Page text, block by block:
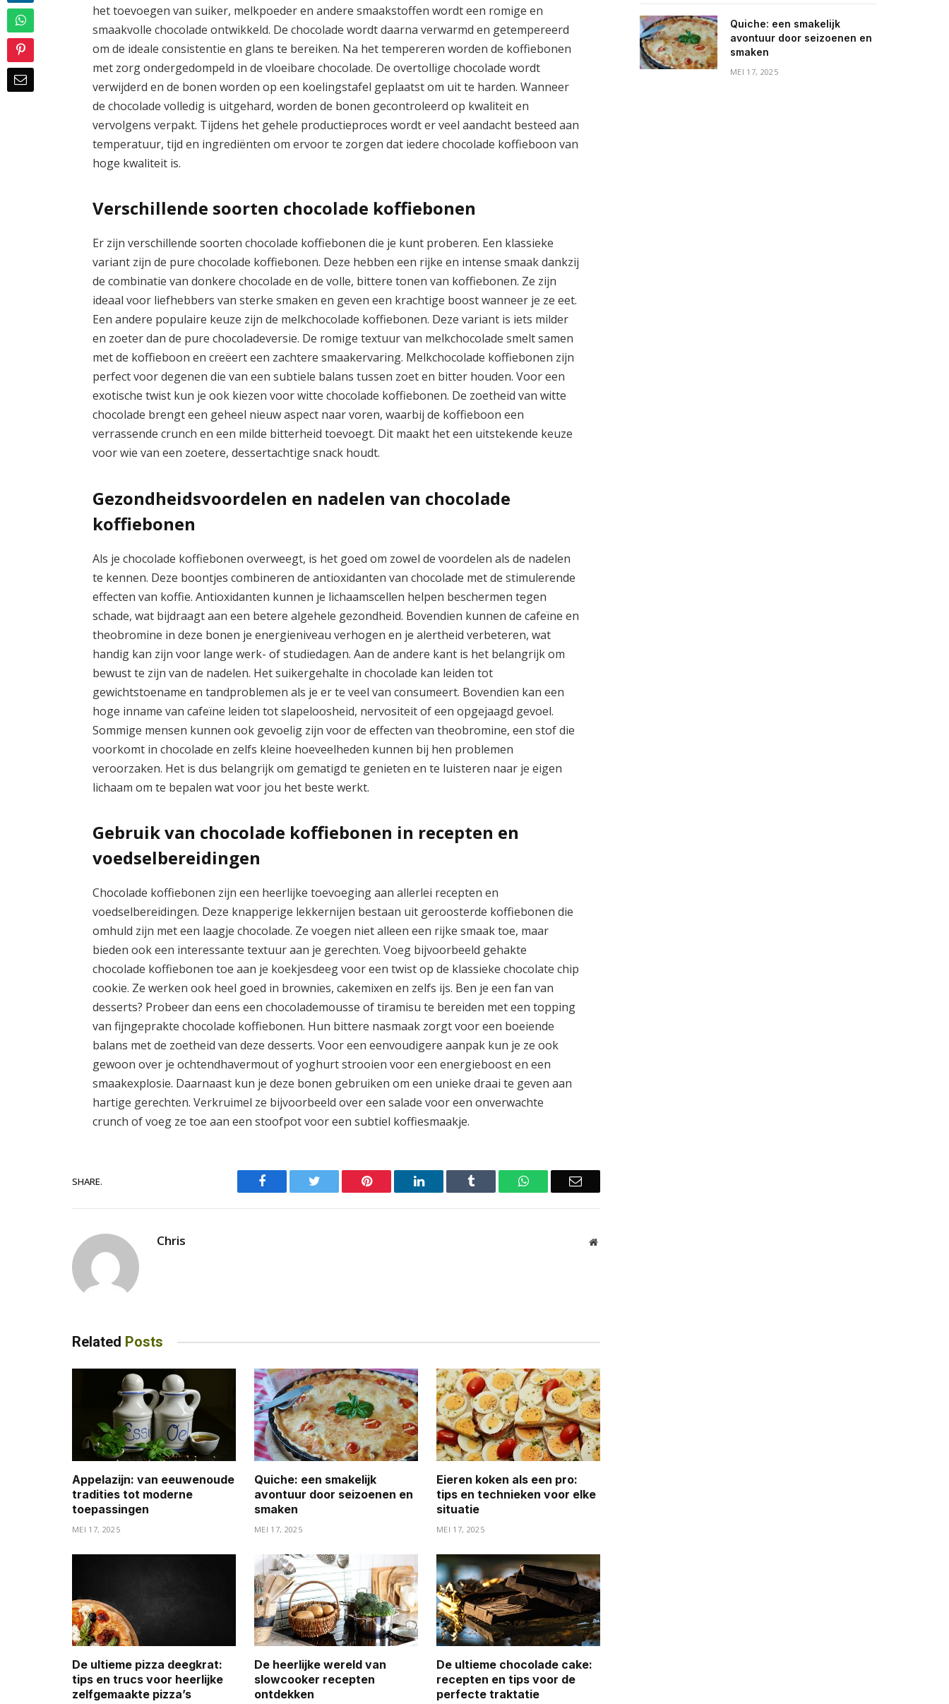
het toevoegen van suiker, melkpoeder en andere smaakstoffen wordt een romige en
smaakvolle chocolade ontwikkeld. De chocolade wordt daarna verwarmd en getempereerd
om de ideale consistentie en glans te bereiken. Na het tempereren worden de koffiebonen
met zorg ondergedompeld in de vloeibare chocolade. De overtollige chocolade wordt
verwijderd en de bonen worden op een koelingstafel geplaatst om uit te harden. Wanneer
de chocolade volledig is uitgehard, worden de bonen gecontroleerd op kwaliteit en
vervolgens verpakt. Tijdens het gehele productieproces wordt er veel aandacht besteed aan
temperatuur, tijd en ingrediënten om ervoor te zorgen dat iedere chocolade koffieboon van
hoge kwaliteit is.
Verschillende soorten chocolade koffiebonen
Er zijn verschillende soorten chocolade koffiebonen die je kunt proberen. Een klassieke
variant zijn de pure chocolade koffiebonen. Deze hebben een rijke en intense smaak dankzij
de combinatie van donkere chocolade en de volle, bittere tonen van koffiebonen. Ze zijn
ideaal voor liefhebbers van sterke smaken en geven een krachtige boost wanneer je ze eet.
Een andere populaire keuze zijn de melkchocolade koffiebonen. Deze variant is iets milder
en zoeter dan de pure chocoladeversie. De romige textuur van melkchocolade smelt samen
met de koffieboon en creëert een zachtere smaakervaring. Melkchocolade koffiebonen zijn
perfect voor degenen die van een subtiele balans tussen zoet en bitter houden. Voor een
exotische twist kun je ook kiezen voor witte chocolade koffiebonen. De zoetheid van witte
chocolade brengt een geheel nieuw aspect naar voren, waarbij de koffieboon een
verrassende crunch en een milde bitterheid toevoegt. Dit maakt het een uitstekende keuze
voor wie van een zoetere, dessertachtige snack houdt.
Gezondheidsvoordelen en nadelen van chocolade
koffiebonen
Als je chocolade koffiebonen overweegt, is het goed om zowel de voordelen als de nadelen
te kennen. Deze boontjes combineren de antioxidanten van chocolade met de stimulerende
effecten van koffie. Antioxidanten kunnen je lichaamscellen helpen beschermen tegen
schade, wat bijdraagt aan een betere algehele gezondheid. Bovendien kunnen de cafeïne en
theobromine in deze bonen je energieniveau verhogen en je alertheid verbeteren, wat
handig kan zijn voor lange werk- of studiedagen. Aan de andere kant is het belangrijk om
bewust te zijn van de nadelen. Het suikergehalte in chocolade kan leiden tot
gewichtstoename en tandproblemen als je er te veel van consumeert. Bovendien kan een
hoge inname van cafeïne leiden tot slapeloosheid, nervositeit of een opgejaagd gevoel.
Sommige mensen kunnen ook gevoelig zijn voor de effecten van theobromine, een stof die
voorkomt in chocolade en zelfs kleine hoeveelheden kunnen bij hen problemen
veroorzaken. Het is dus belangrijk om gematigd te genieten en te luisteren naar je eigen
lichaam om te bepalen wat voor jou het beste werkt.
Gebruik van chocolade koffiebonen in recepten en
voedselbereidingen
Chocolade koffiebonen zijn een heerlijke toevoeging aan allerlei recepten en
voedselbereidingen. Deze knapperige lekkernijen bestaan uit geroosterde koffiebonen die
omhuld zijn met een laagje chocolade. Ze voegen niet alleen een rijke smaak toe, maar
bieden ook een interessante textuur aan je gerechten. Voeg bijvoorbeeld gehakte
chocolade koffiebonen toe aan je koekjesdeeg voor een twist op de klassieke chocolate chip
cookie. Ze werken ook heel goed in brownies, cakemixen en zelfs ijs. Ben je een fan van
desserts? Probeer dan eens een chocolademousse of tiramisu te bereiden met een topping
van fijngeprakte chocolade koffiebonen. Hun bittere nasmaak zorgt voor een boeiende
balans met de zoetheid van deze desserts. Voor een eenvoudigere aanpak kun je ze ook
gewoon over je ochtendhavermout of yoghurt strooien voor een energieboost en een
smaakexplosie. Daarnaast kun je deze bonen gebruiken om een unieke draai te geven aan
hartige gerechten. Verkruimel ze bijvoorbeeld over een salade voor een onverwachte
crunch of voeg ze toe aan een stoofpot voor een subtiel koffiesmaakje.
SHARE. Facebook Twitter Pinterest LinkedIn Tumblr WhatsAppEmail
Chris Website
Related Posts
Appelazijn: van eeuwenoude
tradities tot moderne
toepassingen
MEI 17, 2025
Quiche: een smakelijk
avontuur door seizoenen en
smaken
MEI 17, 2025
Eieren koken als een pro:
tips en technieken voor elke
situatie
MEI 17, 2025
De ultieme pizza deegkrat:
tips en trucs voor heerlijke
zelfgemaakte pizza’s
De heerlijke wereld van
slowcooker recepten
ontdekken
De ultieme chocolade cake:
recepten en tips voor de
perfecte traktatie
Quiche: een smakelijk
avontuur door seizoenen en
smaken
MEI 17, 2025